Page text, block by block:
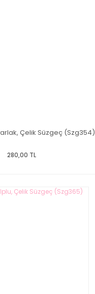
Çelik Süzgeç (Szg354)
280,00 TL